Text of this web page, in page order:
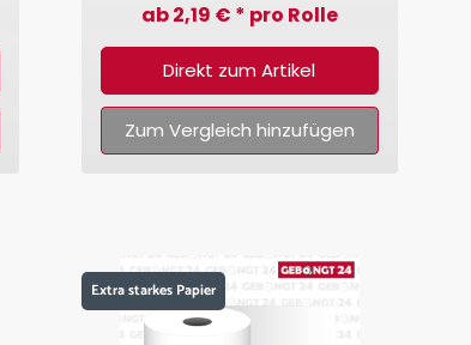
ab 2,19 € * pro Rolle
Direkt zum Artikel
Zum Vergleich hinzufügen
Extra starkes Papier